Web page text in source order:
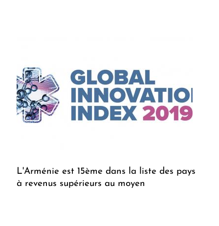
L'Arménie est 15ème dans la liste des pays
à revenus supérieurs au moyen